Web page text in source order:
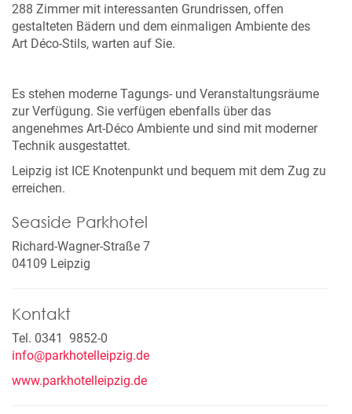
288 Zimmer mit interessanten Grundrissen, offen
gestalteten Bädern und dem einmaligen Ambiente des
Art Déco-Stils, warten auf Sie.
Es stehen moderne Tagungs- und Veranstaltungsräume
zur Verfügung. Sie verfügen ebenfalls über das
angenehmes Art-Déco Ambiente und sind mit moderner
Technik ausgestattet.
Leipzig ist ICE Knotenpunkt und bequem mit dem Zug zu
erreichen.
Seaside Parkhotel
Richard-Wagner-Straße 7
04109 Leipzig
Kontakt
Tel. 0341 9852-0
info@parkhotelleipzig.de
www.parkhotelleipzig.de